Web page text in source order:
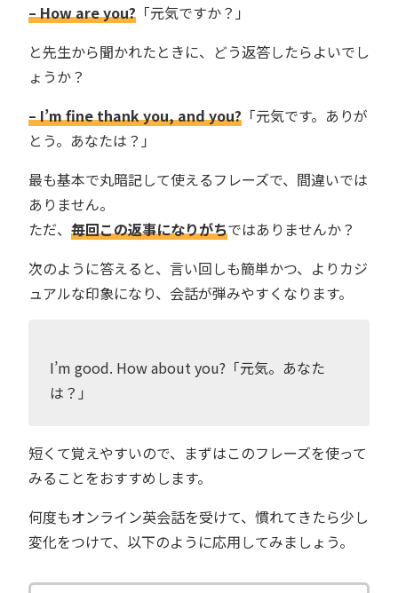
– How are you? 「元気ですか？」
と先生から聞かれたときに、どう返答したらよいでし
ょうか？
– I’m fine thank you, and you? 「元気です。ありが
とう。あなたは？」
最も基本で丸暗記して使えるフレーズで、間違いでは
ありません。
ただ、 毎回この返事になりがちではありませんか？
次のように答えると、言い回しも簡単かつ、よりカジ
ュアルな印象になり、会話が弾みやすくなります。
I’m good. How about you?「元気。あなた
は？」
短くて覚えやすいので、まずはこのフレーズを使って
みることをおすすめします。
何度もオンライン英会話を受けて、慣れてきたら少し
変化をつけて、以下のように応用してみましょう。